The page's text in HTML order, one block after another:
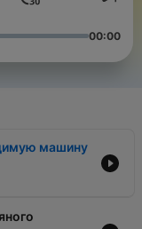
00:00
машину